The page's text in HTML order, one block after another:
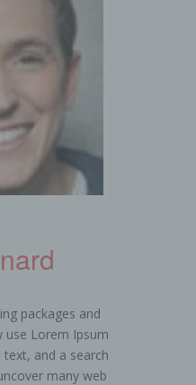
packages and
use Lorem Ipsum
and a search
many web